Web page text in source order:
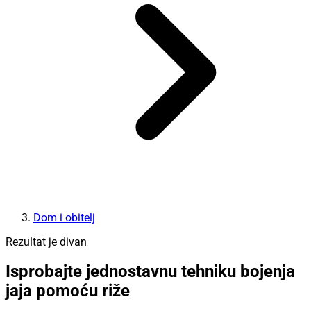
Dom i obitelj
Rezultat je divan
Isprobajte jednostavnu tehniku bojenja
jaja pomoću riže